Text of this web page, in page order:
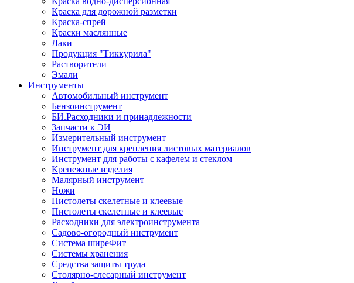
Краска для дорожной разметки
Краска-спрей
Краски маслянные
Лаки
Продукция "Тиккурила"
Растворители
Эмали
Инструменты
Автомобильный инструмент
Бензоинструмент
БИ.Расходники и принадлежности
Запчасти к ЭИ
Измерительный инструмент
Инструмент для крепления листовых материалов
Инструмент для работы с кафелем и стеклом
Крепежные изделия
Малярный инструмент
Ножи
Пистолеты скелетные и клеевые
Пистолеты скелетные и клеевые
Расходники для электроинструмента
Садово-огородный инструмент
Система ширеФит
Системы хранения
Средства защиты труда
Столярно-слесарный инструмент